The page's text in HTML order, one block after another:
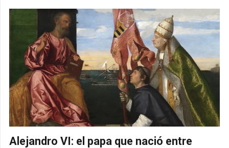
Alejandro VI: el papa que nació entre